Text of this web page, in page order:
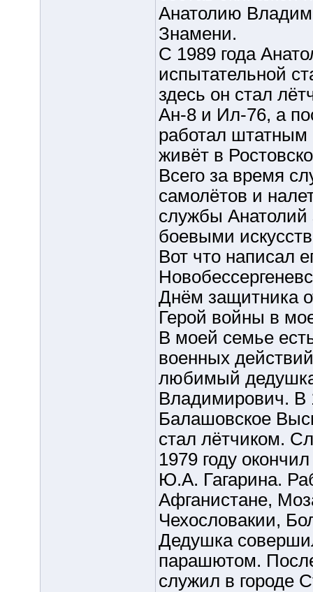
Анатолию
Знамени.
С 1989 года
испытательной
здесь он стал
Ан-8 и Ил-76, а
работал штатным
живёт в
Всего за время
самолётов и
службы Анатолий
боевыми
Вот что написал
Днём защитника
Герой войны в
В моей семье
военных
любимый
Владимирович. В
Балашовское
стал лётчиком.
1979 году
Ю.А. Гагарина.
Афганистане,
Чехословакии,
Дедушка
парашютом.
служил в городе